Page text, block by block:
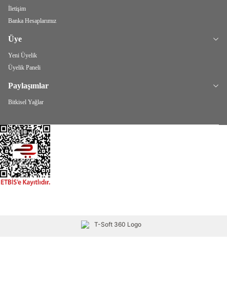
İletişim
Banka Hesaplarımız
Üye
Yeni Üyelik
Üyelik Paneli
Paylaşımlar
Bitkisel Yağlar